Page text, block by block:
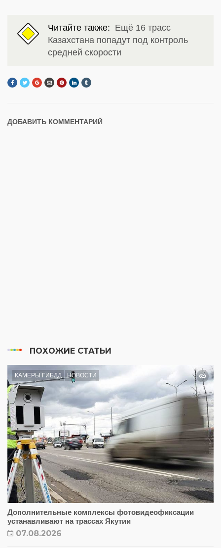
Читайте также: Ещё 16 трасс
Казахстана попадут под контроль
средней скорости
ДОБАВИТЬ КОММЕНТАРИЙ
ПОХОЖИЕ СТАТЬИ
КАМЕРЫ ГИБДД НОВОСТИ
Дополнительные комплексы фотовидеофиксации
устанавливают на трассах Якутии
07.08.2026